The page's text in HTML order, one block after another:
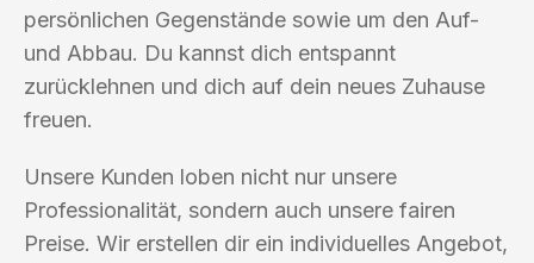
persönlichen Gegenstände sowie um den Auf-
und Abbau. Du kannst dich entspannt
zurücklehnen und dich auf dein neues Zuhause
freuen.
Unsere Kunden loben nicht nur unsere
Professionalität, sondern auch unsere fairen
Preise. Wir erstellen dir ein individuelles Angebot,